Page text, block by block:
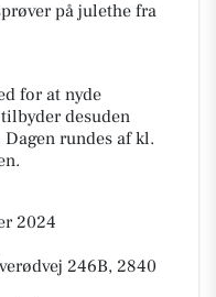
på julethe fra
for at nyde
desuden
rundes af kl.
2024
246B, 2840